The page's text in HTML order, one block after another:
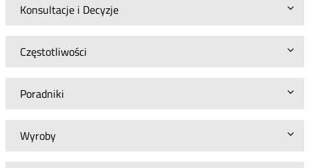
Konsultacje i Decyzje
Częstotliwości
Poradniki
Wyroby